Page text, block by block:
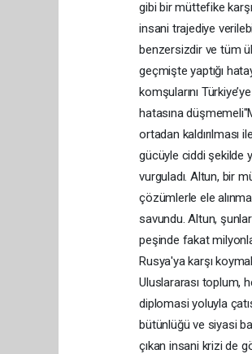
gibi bir müttefike
insani trajediye
benzersizdir ve tüm
geçmişte yaptığı
komşularını
hatasına
ortadan kaldırılması
gücüyle ciddi şekilde
vurguladı. Altun, bir
çözümlerle ele
savundu. Altun,
peşinde fakat
Rusya'ya karşı
Uluslararası toplum,
diplomasi yoluyla
bütünlüğü ve siyasi
çıkan insani krizi de